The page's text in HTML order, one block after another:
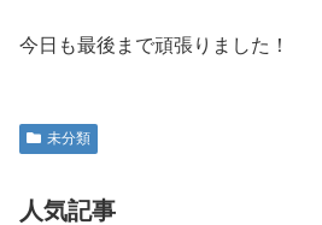
今日も最後まで頑張りました！
未分類
人気記事